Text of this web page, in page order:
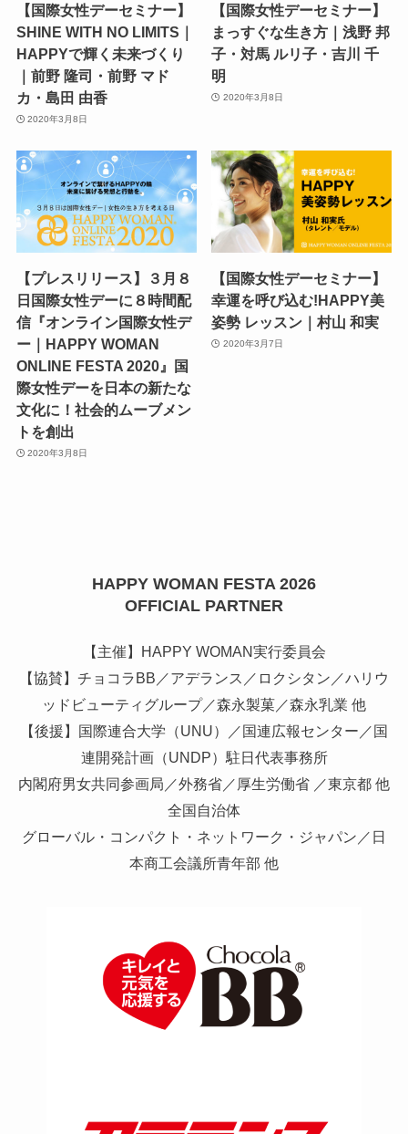
【国際女性デーセミナー】
SHINE WITH NO LIMITS｜
HAPPYで輝く未来づくり
｜前野 隆司・前野 マド
カ・島田 由香
2020年3月8日
【国際女性デーセミナー】
まっすぐな生き方｜浅野 邦
子・対馬 ルリ子・吉川 千
明
2020年3月8日
【プレスリリース】３月８
日国際女性デーに８時間配
信『オンライン国際女性デ
ー｜HAPPY WOMAN
ONLINE FESTA 2020』国
際女性デーを日本の新たな
文化に！社会的ムーブメン
トを創出
2020年3月8日
【国際女性デーセミナー】
幸運を呼び込む!HAPPY美
姿勢 レッスン｜村山 和実
2020年3月7日
HAPPY WOMAN FESTA 2026
OFFICIAL PARTNER
【主催】HAPPY WOMAN実行委員会
【協賛】チョコラBB／アデランス／ロクシタン／ハリウ
ッドビューティグループ／森永製菓／森永乳業 他
【後援】国際連合大学（UNU）／国連広報センター／国
連開発計画（UNDP）駐日代表事務所
内閣府男女共同参画局／外務省／厚生労働省 ／東京都 他
全国自治体
グローバル・コンパクト・ネットワーク・ジャパン／日
本商工会議所青年部 他